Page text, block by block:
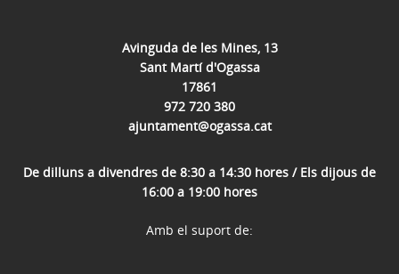
Avinguda de les Mines, 13
Sant Martí d'Ogassa
17861
972 720 380
ajuntament@ogassa.cat
De dilluns a divendres de 8:30 a 14:30 hores / Els dijous de
16:00 a 19:00 hores
Amb el suport de: